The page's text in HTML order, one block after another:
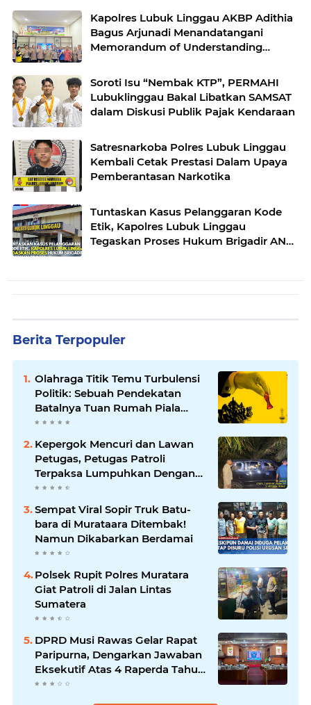
Kapolres Lubuk Linggau AKBP Adithia
Bagus Arjunadi Menandatangani
Memorandum of Understanding
Pendidikan dan Kebudayaan
Soroti Isu “Nembak KTP”, PERMAHI
Lubuklinggau Bakal Libatkan SAMSAT
dalam Diskusi Publik Pajak Kendaraan
Satresnarkoba Polres Lubuk Linggau
Kembali Cetak Prestasi Dalam Upaya
Pemberantasan Narkotika
Tuntaskan Kasus Pelanggaran Kode
Etik, Kapolres Lubuk Linggau
Tegaskan Proses Hukum Brigadir AN
Berita Terpopuler
Olahraga Titik Temu Turbulensi
Politik: Sebuah Pendekatan
Batalnya Tuan Rumah Piala
Dunia U-20
Kepergok Mencuri dan Lawan
Petugas, Petugas Patroli
Terpaksa Lumpuhkan Dengan
Peluru Karet
Sempat Viral Sopir Truk Batu-
bara di Murataara Ditembak!
Namun Dikabarkan Berdamai
Polsek Rupit Polres Muratara
Giat Patroli di Jalan Lintas
Sumatera
DPRD Musi Rawas Gelar Rapat
Paripurna, Dengarkan Jawaban
Eksekutif Atas 4 Raperda Tahun
2026